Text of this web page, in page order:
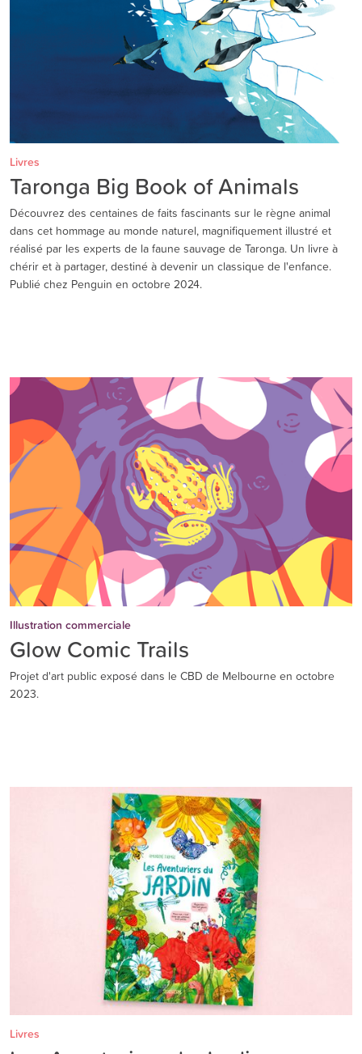
Livres
Taronga Big Book of Animals
Découvrez des centaines de faits fascinants sur le règne animal
dans cet hommage au monde naturel, magnifiquement illustré et
réalisé par les experts de la faune sauvage de Taronga. Un livre à
chérir et à partager, destiné à devenir un classique de l'enfance.
Publié chez Penguin en octobre 2024.
Illustration commerciale
Glow Comic Trails
Projet d'art public exposé dans le CBD de Melbourne en octobre
2023.
Livres